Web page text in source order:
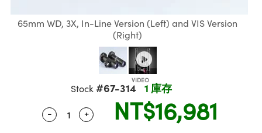
Sputtering) Coated Optics |
Elements (DOE) | 繞射光
Lenses | 變焦鏡頭模組
Stage Micrometers | 刻劃板或
Mechanics | 顯微鏡用結構件
and Optomechanics |
Interface Cameras | 高速接口相
Development Systems
Components
65mm WD, 3X, In-Line Version (Left) and VIS Version
(Right)
Stock #67-314 1 庫存
Quantity Selector
- Use the plus and minus buttons to adjust
+ NT$16,981